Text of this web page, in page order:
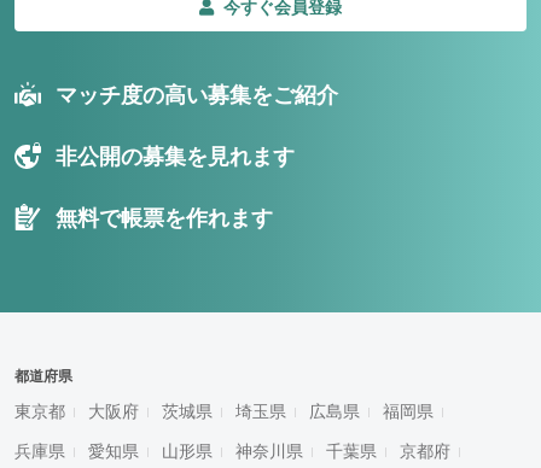
今すぐ会員登録
マッチ度の高い募集をご紹介
非公開の募集を見れます
無料で帳票を作れます
都道府県
東京都 大阪府 茨城県 埼玉県 広島県 福岡県
兵庫県 愛知県 山形県 神奈川県 千葉県 京都府